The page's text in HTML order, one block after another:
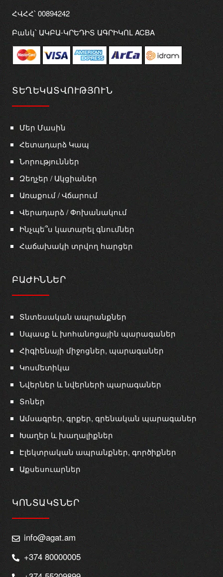
ՀՎՀՀ՝ 00894242
Բանկ՝ ԱԿԲԱ-ԿՐԵԴԻՏ ԱԳՐԻԿՈԼ ACBA
ՏԵՂԵԿԱՏՎՈՒԹՅՈՒՆ
Մեր Մասին
Հետադարձ Կապ
Նորություններ
Զեղչեր / Ակցիաներ
Առաքում / Վճարում
Վերադարձ / Փոխանակում
Ինչպե՞ս կատարել գնումներ
Հաճախակի տրվող հարցեր
ԲԱԺԻՆՆԵՐ
Տնտեսական ապրանքներ
Սպասք և խոհանոցային պարագաներ
Հիգիենայի միջոցներ, պարագաներ
Կոսմետիկա
Նվերներ և նվերների պարագաներ
Տոներ
Ամսագրեր, գրքեր, գրենական պարագաներ
Խաղեր և խաղալիքներ
Էլեկտրական ապրանքներ, գործիքներ
Աքսեսուարներ
ԿՈՆՏԱԿՏՆԵՐ
info@agat.am
+374 80000005